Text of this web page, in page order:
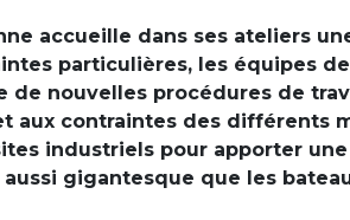
accueille dans ses ateliers
particulières, les équipes de
nouvelles procédures de
aux contraintes des différents
industriels pour apporter une
gigantesque que les